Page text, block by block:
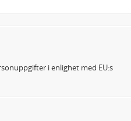
i enlighet med EU:s